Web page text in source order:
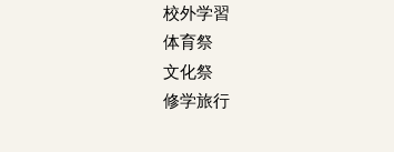
校外学習
体育祭
文化祭
修学旅行